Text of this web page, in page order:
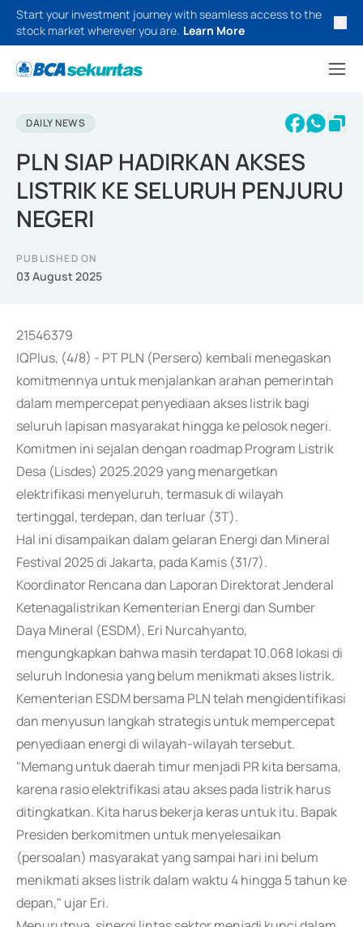
Start your investment journey with seamless access to the
stock market wherever you are. Learn More
DAILY NEWS
PLN SIAP HADIRKAN AKSES
LISTRIK KE SELURUH PENJURU
NEGERI
PUBLISHED ON
03 August 2025
21546379
IQPlus, (4/8) - PT PLN (Persero) kembali menegaskan
komitmennya untuk menjalankan arahan pemerintah
dalam mempercepat penyediaan akses listrik bagi
seluruh lapisan masyarakat hingga ke pelosok negeri.
Komitmen ini sejalan dengan roadmap Program Listrik
Desa (Lisdes) 2025.2029 yang menargetkan
elektrifikasi menyeluruh, termasuk di wilayah
tertinggal, terdepan, dan terluar (3T).
Hal ini disampaikan dalam gelaran Energi dan Mineral
Festival 2025 di Jakarta, pada Kamis (31/7).
Koordinator Rencana dan Laporan Direktorat Jenderal
Ketenagalistrikan Kementerian Energi dan Sumber
Daya Mineral (ESDM), Eri Nurcahyanto,
mengungkapkan bahwa masih terdapat 10.068 lokasi di
seluruh Indonesia yang belum menikmati akses listrik.
Kementerian ESDM bersama PLN telah mengidentifikasi
dan menyusun langkah strategis untuk mempercepat
penyediaan energi di wilayah-wilayah tersebut.
"Memang untuk daerah timur menjadi PR kita bersama,
karena rasio elektrifikasi atau akses pada listrik harus
ditingkatkan. Kita harus bekerja keras untuk itu. Bapak
Presiden berkomitmen untuk menyelesaikan
(persoalan) masyarakat yang sampai hari ini belum
menikmati akses listrik dalam waktu 4 hingga 5 tahun ke
depan," ujar Eri.